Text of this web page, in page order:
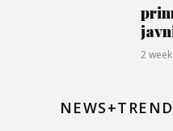
2